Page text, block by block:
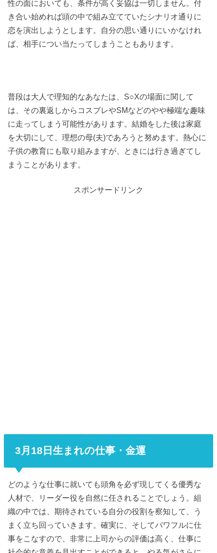
性の面においても、条件が高く妥協は一切しません。付
き合い始めれば頭の中で組み立てていたシナリオ通りに
恋を演出しようとします。自分の思い通りにいかなけれ
ば、相手につい当たってしまうこともあります。
普段は大人で理知的なあなたは、S○Xの場面に関して
は、その裏返しからコスプレやSMなどのやや極端な趣味
に走ってしまう可能性があります。結婚をした後は家庭
を大切にして、理想の母(夫)であろうと努めます。熱心に
子供の教育にも取り組みますが、ときには行き過ぎてし
まうことがあります。
スポンサードリンク
3月18日生まれの仕事・金運
どのような仕事に就いても頭角を必ず現してくる優秀な
人材で、リーダー役を自然に任されることでしょう。組
織の中では、期待されている自分の役割を察知して、う
まく立ち回っていきます。確実に、そしてパワフルに仕
事をこなすので、非常に上司からの評価は高く、仕事に